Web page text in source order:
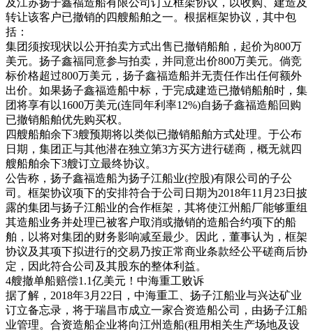
转让该客户已撤销的四艘船舶之一。根据框架协议，其中包
括：
集团须按现状以公开拍卖方式出售已撤销船舶，起价为800万
美元。扬子鑫福同意参与拍卖，并同意出价800万美元。倘竞
标价格超过800万美元，扬子鑫福造船并无责任作出任何额外
出价。如果扬子鑫福造船中标，于完成建造已撤销船舶时，集
团将享有以1600万美元(连同年利率12%)自扬子鑫福造船回购
已撤销船舶优先购买权。
四艘船舶余下3艘预期将以类似已撤销船舶方式处理。于公布
日期，集团正与其他潜在独立第3方买方进行磋商，概无就四
艘船舶余下3艘订立最终协议。
公告称，扬子鑫福造船为扬子江船业(控股)有限公司的子公
司。框架协议项下的安排符合于公司日期为2018年11月23日披
露的集团与扬子江船业的合作框架，其将使江州船厂能够重组
其造船业务并处理已被客户取消或撤销的造船合约项下的船
舶，以将对集团的财务影响减至最少。因此，董事认为，框架
协议及其项下拟进行的交易乃按正常商业条款经公平磋商后协
定，因此符合公司及其股东的整体利益。
4艘撤单船赔偿1.1亿美元！中海重工败诉
据了解，2018年3月22日，中海重工、扬子江船业与兴达矿业
订立备忘录，将于瑞昌市成立一家合资造船公司，由扬子江船
业管理。合资造船企业将向江州造船(租用相关生产场地及设